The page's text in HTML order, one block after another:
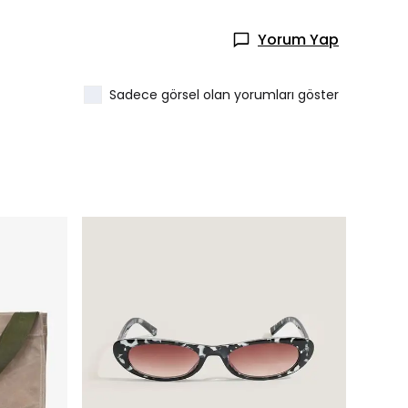
Yorum Yap
Sadece görsel olan yorumları göster